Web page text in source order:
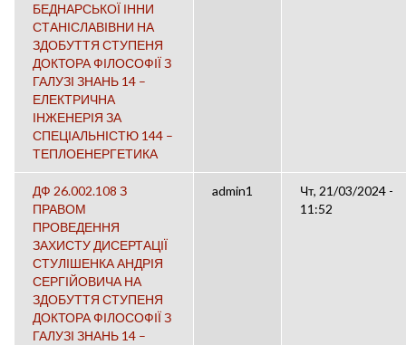
БЕДНАРСЬКОЇ ІННИ
СТАНІСЛАВІВНИ НА
ЗДОБУТТЯ СТУПЕНЯ
ДОКТОРА ФІЛОСОФІЇ З
ГАЛУЗІ ЗНАНЬ 14 –
ЕЛЕКТРИЧНА
ІНЖЕНЕРІЯ ЗА
СПЕЦІАЛЬНІСТЮ 144 –
ТЕПЛОЕНЕРГЕТИКА
ДФ 26.002.108 З
ПРАВОМ
ПРОВЕДЕННЯ
ЗАХИСТУ ДИСЕРТАЦІЇ
СТУЛІШЕНКА АНДРІЯ
СЕРГІЙОВИЧА НА
ЗДОБУТТЯ СТУПЕНЯ
ДОКТОРА ФІЛОСОФІЇ З
ГАЛУЗІ ЗНАНЬ 14 –
admin1
Чт, 21/03/2024 -
11:52